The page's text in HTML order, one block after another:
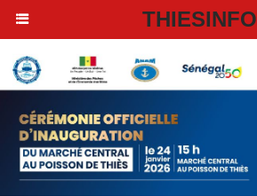
THIESINFO